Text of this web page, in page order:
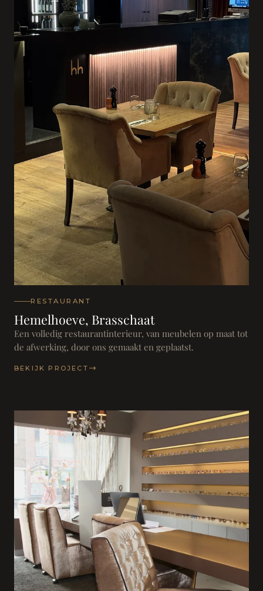
RESTAURANT
Hemelhoeve, Brasschaat
Een volledig restaurantinterieur, van meubelen op maat tot
de afwerking, door ons gemaakt en geplaatst.
BEKIJK PROJECT